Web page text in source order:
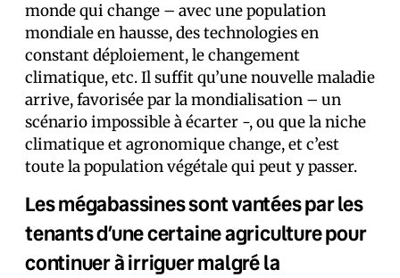
monde qui change – avec une population
mondiale en hausse, des technologies en
constant déploiement, le changement
climatique, etc. Il suffit qu’une nouvelle maladie
arrive, favorisée par la mondialisation – un
scénario impossible à écarter -, ou que la niche
climatique et agronomique change, et c’est
toute la population végétale qui peut y passer.
Les mégabassines sont vantées par les
tenants d’une certaine agriculture pour
continuer à irriguer malgré la